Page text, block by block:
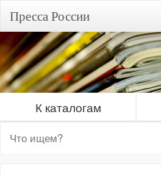
Пресса России
К каталогам